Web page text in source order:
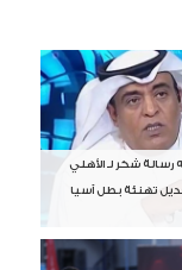
رسالة شكر لـ الأهلي
تهنئة بطل آسيا